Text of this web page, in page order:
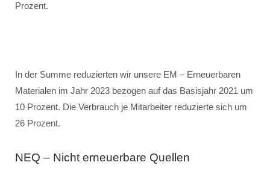
Prozent.
In der Summe reduzierten wir unsere EM – Erneuerbaren
Materialen im Jahr 2023 bezogen auf das Basisjahr 2021 um
10 Prozent. Die Verbrauch je Mitarbeiter reduzierte sich um
26 Prozent.
NEQ – Nicht erneuerbare Quellen